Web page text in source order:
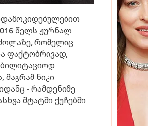
წელს ჟურნალ
რომელიც
ფაქტობრივად,
ნიკი
- რამდენიმე
შტატში ქუჩებში